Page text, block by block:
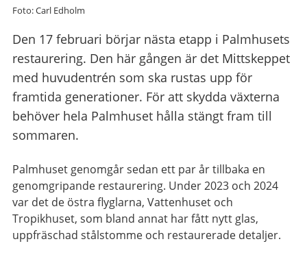
Foto: Carl Edholm
Den 17 februari börjar nästa etapp i Palmhusets
restaurering. Den här gången är det Mittskeppet
med huvudentrén som ska rustas upp för
framtida generationer. För att skydda växterna
behöver hela Palmhuset hålla stängt fram till
sommaren.
Palmhuset genomgår sedan ett par år tillbaka en
genomgripande restaurering. Under 2023 och 2024
var det de östra flyglarna, Vattenhuset och
Tropikhuset, som bland annat har fått nytt glas,
uppfräschad stålstomme och restaurerade detaljer.